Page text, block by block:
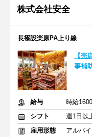
株式会社安全
長篠設楽原PA上り線
【売
事補
給与
時給
シフト
週1日以
雇用形態
アルバ